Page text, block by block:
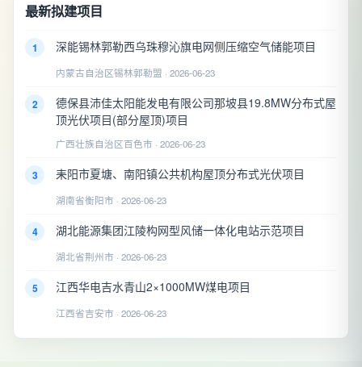
最新拟建项目
1 深能锡林郭勒西乌珠穆沁旗电网侧压缩空气储能项目
内蒙古自治区锡林郭勒盟 · 2026-06-23
2
德保县沛佳太阳能发电有限公司那坡县19.8MW分布式屋
顶光伏项目(部分屋顶)项目
广西壮族自治区百色市 · 2026-06-23
3 耒阳市夏塘、南阳镇公共机构屋顶分布式光伏项目
湖南省衡阳市 · 2026-06-23
4 湖北能源集团江陵构网型风储一体化电站示范项目
湖北省荆州市 · 2026-06-23
5 江西华电吉水青山2×1000MW煤电项目
江西省吉安市 · 2026-06-23